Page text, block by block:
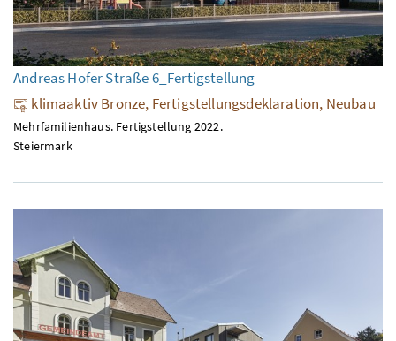
Andreas Hofer Straße 6_Fertigstellung
klimaaktiv Bronze, Fertigstellungsdeklaration, Neubau
Mehrfamilienhaus. Fertigstellung 2022.
Steiermark